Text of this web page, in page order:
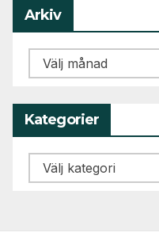
Arkiv
Arkiv
Kategorier
Kategorier